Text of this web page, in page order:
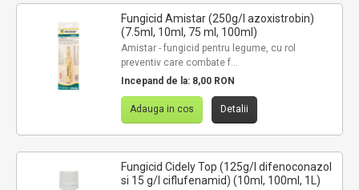
Fungicid Amistar (250g/l azoxistrobin)
(7.5ml, 10ml, 75 ml, 100ml)
Amistar - fungicid pentru legume, cu rol
preventiv care combate f...
Incepand de la: 8,00 RON
Adauga in cos Detalii
Fungicid Cidely Top (125g/l difenoconazol
si 15 g/l ciflufenamid) (10ml, 100ml, 1L)